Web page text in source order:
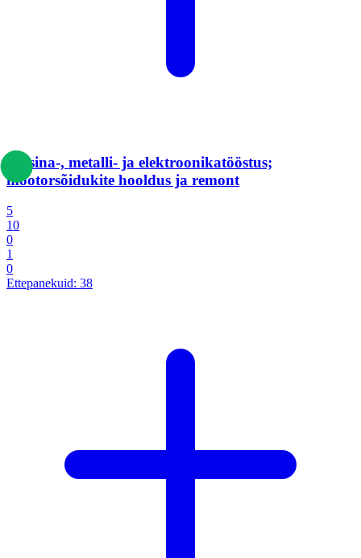
Masina-, metalli- ja elektroonikatööstus;
mootorsõidukite hooldus ja remont
5
10
0
1
0
Ettepanekuid: 38